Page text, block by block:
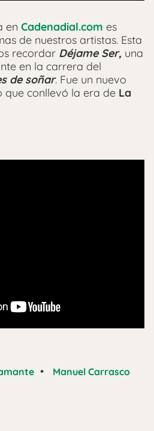
en Cadenadial.com es
de nuestros artistas. Esta
recordar Déjame Ser, una
en la carrera del
de soñar. Fue un nuevo
que conllevó la era de La
• Manuel Carrasco